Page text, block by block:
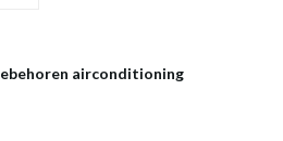
airconditioning